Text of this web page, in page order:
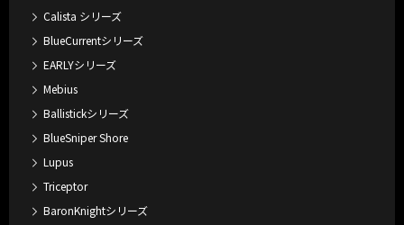
Calista シリーズ
BlueCurrentシリーズ
EARLYシリーズ
Mebius
Ballistickシリーズ
BlueSniper Shore
Lupus
Triceptor
BaronKnightシリーズ